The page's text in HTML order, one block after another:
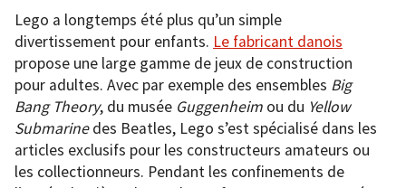
Lego a longtemps été plus qu’un simple
divertissement pour enfants. Le fabricant danois
propose une large gamme de jeux de construction
pour adultes. Avec par exemple des ensembles Big
Bang Theory, du musée Guggenheim ou du Yellow
Submarinedes Beatles, Lego s’est spécialisé dans les
articles exclusifs pour les constructeurs amateurs ou
les collectionneurs. Pendant les confinements de